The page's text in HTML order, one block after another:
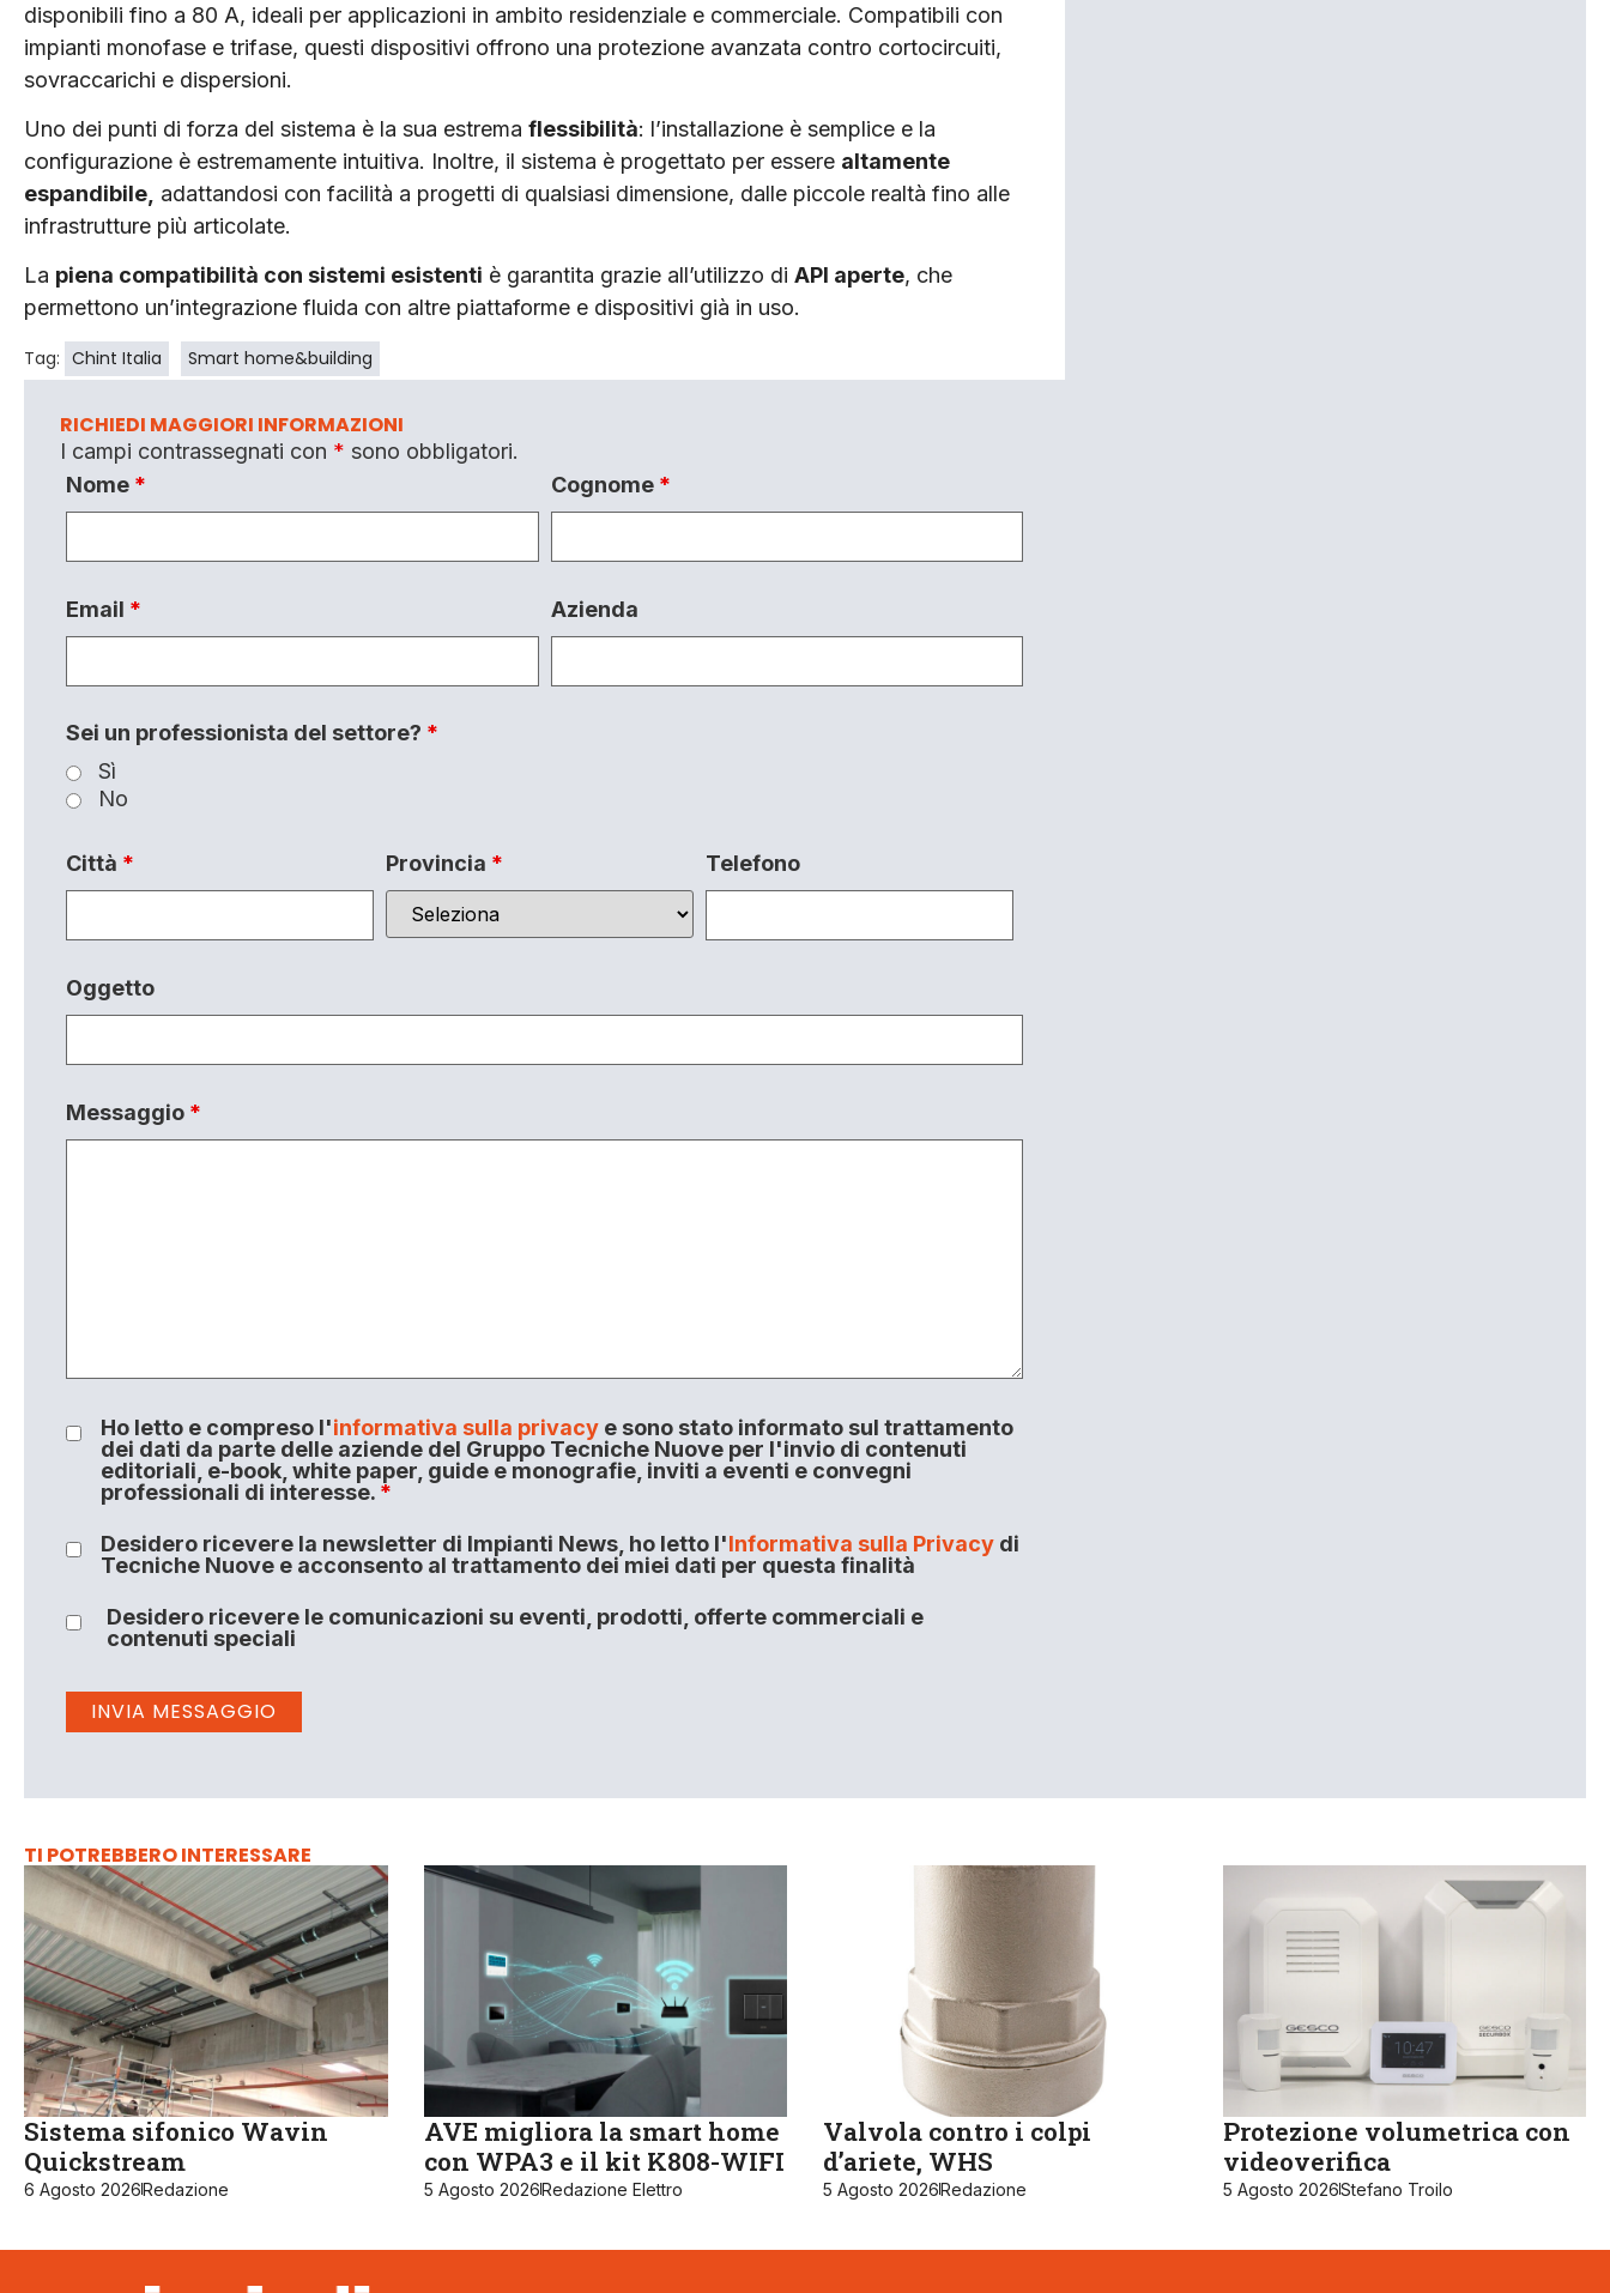
disponibili fino a 80 A, ideali per applicazioni in ambito residenziale e commerciale. Compatibili con
impianti monofase e trifase, questi dispositivi offrono una protezione avanzata contro cortocircuiti,
sovraccarichi e dispersioni.
Uno dei punti di forza del sistema è la sua estrema flessibilità: l’installazione è semplice e la
configurazione è estremamente intuitiva. Inoltre, il sistema è progettato per essere altamente
espandibile, adattandosi con facilità a progetti di qualsiasi dimensione, dalle piccole realtà fino alle
infrastrutture più articolate.
La piena compatibilità con sistemi esistenti è garantita grazie all’utilizzo di API aperte, che
permettono un’integrazione fluida con altre piattaforme e dispositivi già in uso.
Tag: Chint Italia Smart home&building
RICHIEDI MAGGIORI INFORMAZIONI
I campi contrassegnati con * sono obbligatori.
Nome * Cognome *
Email * Azienda
Sei un professionista del settore? *
Sì
No
Città * Provincia * Telefono
Oggetto
Messaggio *
Ho letto e compreso l'informativa sulla privacye sono stato informato sul trattamento
dei dati da parte delle aziende del Gruppo Tecniche Nuove per l'invio di contenuti
editoriali, e-book, white paper, guide e monografie, inviti a eventi e convegni
professionali di interesse. *
Desidero ricevere la newsletter di Impianti News, ho letto l'Informativa sulla Privacydi
Tecniche Nuove e acconsento al trattamento dei miei dati per questa finalità
Desidero ricevere le comunicazioni su eventi, prodotti, offerte commerciali e
contenuti speciali
TI POTREBBERO INTERESSARE
Sistema sifonico Wavin
Quickstream
6 Agosto 2026Redazione
AVE migliora la smart home
con WPA3 e il kit K808-WIFI
5 Agosto 2026Redazione Elettro
Valvola contro i colpi
d’ariete, WHS
5 Agosto 2026Redazione
Protezione volumetrica con
videoverifica
5 Agosto 2026Stefano Troilo